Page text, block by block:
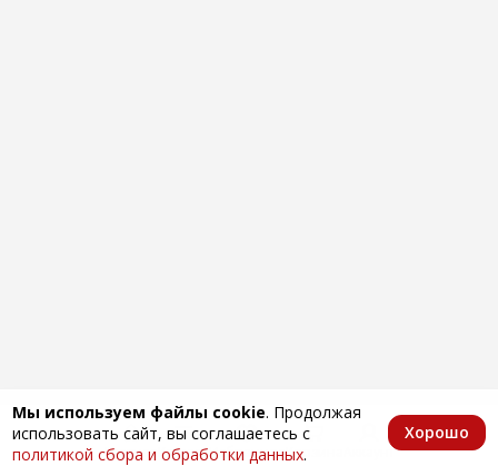
Мы используем файлы cookie. Продолжая
использовать сайт, вы соглашаетесь с
политикой сбора и обработки данных.
Хорошо
Главная КаталогИзбранноеКорзина Аккаунт